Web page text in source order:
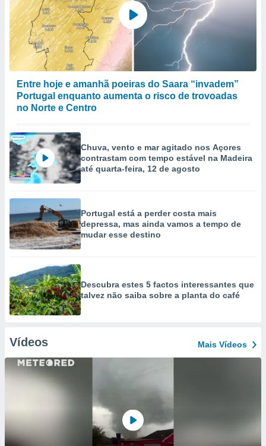
Entre hoje e amanhã poeiras do Saara “invadem”
Portugal enquanto aumenta o risco de trovoadas
no Norte e Centro
Chuva, vento e mar agitado nos Açores
contrastam com tempo estável na Madeira
até quarta-feira, 12 de agosto
Portugal está a perder costa mais
depressa, mas ainda vamos a tempo de
mudar esse destino
Descubra estes 5 factos interessantes que
talvez não saiba sobre a planta do café
Vídeos Mais Vídeos